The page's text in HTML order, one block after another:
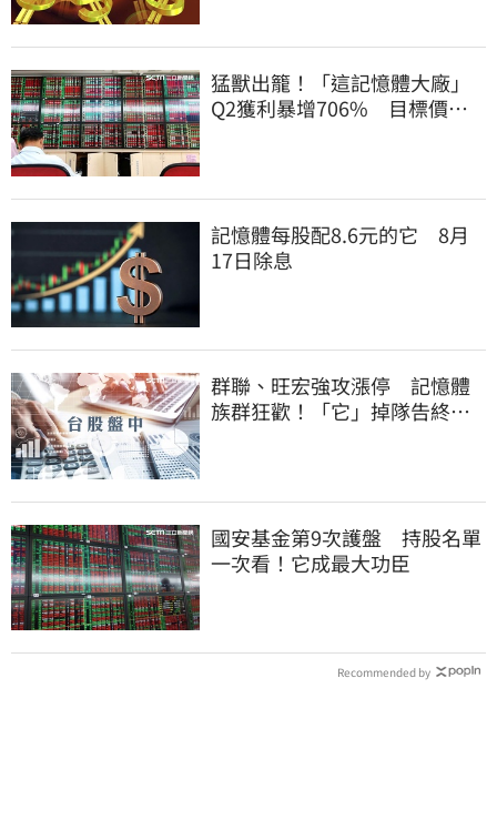
猛獸出籠！「這記憶體大廠」
Q2獲利暴增706% 目標價上
記憶體每股配8.6元的它 8月
17日除息
群聯、旺宏強攻漲停 記憶體
族群狂歡！「它」掉隊告終連4
國安基金第9次護盤 持股名單
一次看！它成最大功臣
Recommended by